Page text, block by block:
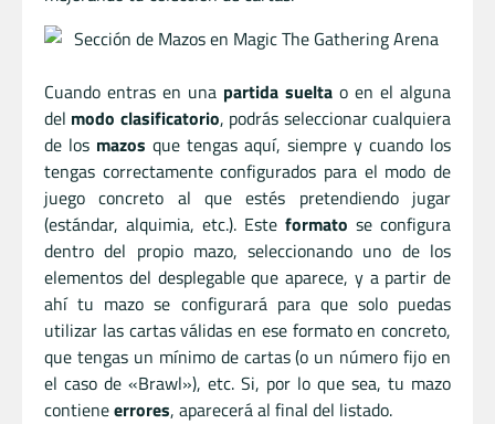
Cuando entras en una partida suelta o en el alguna
del modo clasificatorio, podrás seleccionar cualquiera
de los mazos que tengas aquí, siempre y cuando los
tengas correctamente configurados para el modo de
juego concreto al que estés pretendiendo jugar
(estándar, alquimia, etc.). Este formato se configura
dentro del propio mazo, seleccionando uno de los
elementos del desplegable que aparece, y a partir de
ahí tu mazo se configurará para que solo puedas
utilizar las cartas válidas en ese formato en concreto,
que tengas un mínimo de cartas (o un número fijo en
el caso de «Brawl»), etc. Si, por lo que sea, tu mazo
contieneerrores, aparecerá al final del listado.